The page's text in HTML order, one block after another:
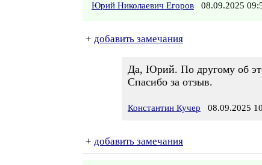
Юрий Николаевич Егоров 08.09.2025
+ добавить замечания
Да, Юрий. По другому об
Спасибо за отзыв.
Константин Кучер 08.09.2025
+ добавить замечания